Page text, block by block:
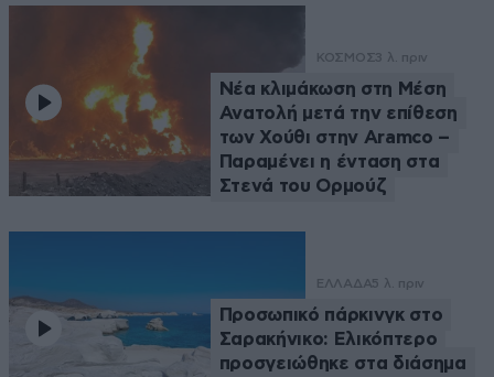
ΚΟΣΜΟΣ3 λ. πριν
Νέα κλιμάκωση στη Μέση
Ανατολή μετά την επίθεση
των Χούθι στην Aramco –
Παραμένει η ένταση στα
Στενά του Ορμούζ
ΕΛΛΑΔΑ5 λ. πριν
Προσωπικό πάρκινγκ στο
Σαρακήνικο: Ελικόπτερο
προσγειώθηκε στα διάσημα